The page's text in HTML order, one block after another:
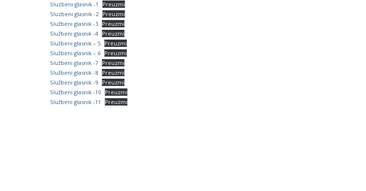
Sluzbeni glasnik -1
Preuzmi
Sluzbeni glasnik -2 Preuzmi
Službeni glasnik -3 Preuzmi
Službeni glasnik -4 Preuzmi
Službeni glasnik – 5 Preuzmi
Službeni glasnik – 6 Preuzmi
Službeni glasnik -7 Preuzmi
Službeni glasnik -8 Preuzmi
Službeni glasnik -9 Preuzmi
Službeni glasnik -10 Preuzmi
Službeni glasnik -11
Preuzmi